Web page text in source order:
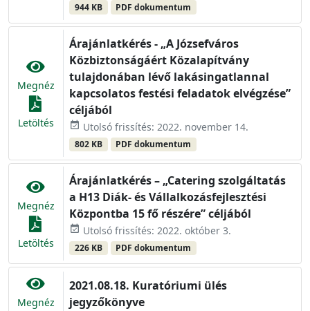
944 KB PDF dokumentum
Megnéz
Letöltés
Árajánlatkérés - „A Józsefváros
Közbiztonságáért Közalapítvány
tulajdonában lévő lakásingatlannal
kapcsolatos festési feladatok elvégzése”
céljából
event_available Utolsó frissítés: 2022. november 14.
802 KB PDF dokumentum
Megnéz
Letöltés
Árajánlatkérés – „Catering szolgáltatás
a H13 Diák- és Vállalkozásfejlesztési
Központba 15 fő részére” céljából
event_available Utolsó frissítés: 2022. október 3.
226 KB PDF dokumentum
Megnéz
2021.08.18. Kuratóriumi ülés
jegyzőkönyve